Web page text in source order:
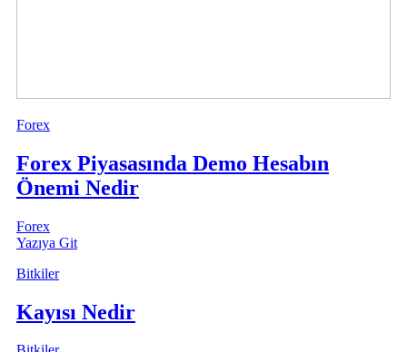
Forex
Forex Piyasasında Demo Hesabın
Önemi Nedir
Forex
Yazıya Git
Bitkiler
Kayısı Nedir